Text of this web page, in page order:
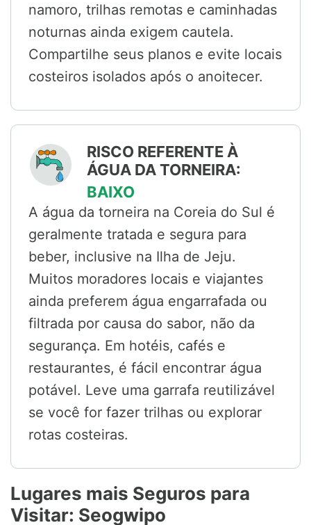
namoro, trilhas remotas e caminhadas
noturnas ainda exigem cautela.
Compartilhe seus planos e evite locais
costeiros isolados após o anoitecer.
RISCO REFERENTE À
ÁGUA DA TORNEIRA:
BAIXO
A água da torneira na Coreia do Sul é
geralmente tratada e segura para
beber, inclusive na Ilha de Jeju.
Muitos moradores locais e viajantes
ainda preferem água engarrafada ou
filtrada por causa do sabor, não da
segurança. Em hotéis, cafés e
restaurantes, é fácil encontrar água
potável. Leve uma garrafa reutilizável
se você for fazer trilhas ou explorar
rotas costeiras.
Lugares mais Seguros para
Visitar: Seogwipo